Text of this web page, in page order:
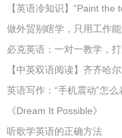
【英语冷知识】“Paint the
做外贸别瞎学，只用工作
必克英语：一对一教学，
【中英双语阅读】齐齐哈
英语写作：“手机震动”怎么
《Dream It Possible》
听歌学英语的正确方法